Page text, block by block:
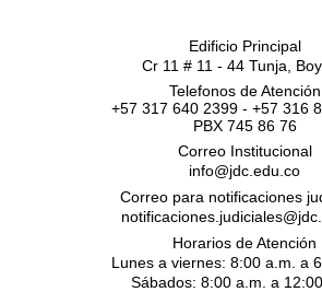
Edificio Principal
Cr 11 # 11 - 44 Tunja,
Telefonos de Atención
+57 317 640 2399 - +57 316
PBX 745 86 76
Correo Institucional
info@jdc.edu.co
Correo para notificaciones
Horarios de Atención
Lunes a viernes: 8:00 a.m. a
Sábados: 8:00 a.m. a 12:00